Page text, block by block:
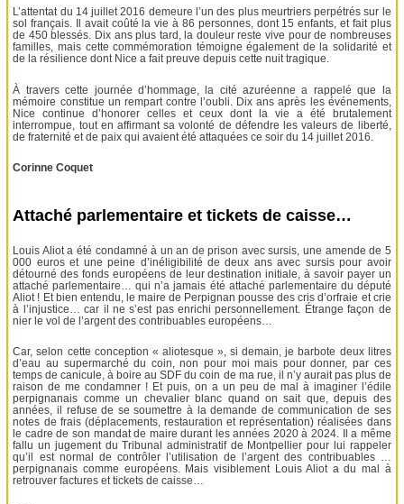
L’attentat du 14 juillet 2016 demeure l’un des plus meurtriers perpétrés sur le
sol français. Il avait coûté la vie à 86 personnes, dont 15 enfants, et fait plus
de 450 blessés. Dix ans plus tard, la douleur reste vive pour de nombreuses
familles, mais cette commémoration témoigne également de la solidarité et
de la résilience dont Nice a fait preuve depuis cette nuit tragique.
À travers cette journée d’hommage, la cité azuréenne a rappelé que la
mémoire constitue un rempart contre l’oubli. Dix ans après les événements,
Nice continue d’honorer celles et ceux dont la vie a été brutalement
interrompue, tout en affirmant sa volonté de défendre les valeurs de liberté,
de fraternité et de paix qui avaient été attaquées ce soir du 14 juillet 2016.
Corinne Coquet
Attaché parlementaire et tickets de caisse…
Louis Aliot a été condamné à un an de prison avec sursis, une amende de 5
000 euros et une peine d’inéligibilité de deux ans avec sursis pour avoir
détourné des fonds européens de leur destination initiale, à savoir payer un
attaché parlementaire… qui n’a jamais été attaché parlementaire du député
Aliot ! Et bien entendu, le maire de Perpignan pousse des cris d’orfraie et crie
à l’injustice… car il ne s’est pas enrichi personnellement. Étrange façon de
nier le vol de l’argent des contribuables européens…
Car, selon cette conception « aliotesque », si demain, je barbote deux litres
d’eau au supermarché du coin, non pour moi mais pour donner, par ces
temps de canicule, à boire au SDF du coin de ma rue, il n’y aurait pas plus de
raison de me condamner ! Et puis, on a un peu de mal à imaginer l’édile
perpignanais comme un chevalier blanc quand on sait que, depuis des
années, il refuse de se soumettre à la demande de communication de ses
notes de frais (déplacements, restauration et représentation) réalisées dans
le cadre de son mandat de maire durant les années 2020 à 2024. Il a même
fallu un jugement du Tribunal administratif de Montpellier pour lui rappeler
qu’il est normal de contrôler l’utilisation de l’argent des contribuables …
perpignanais comme européens. Mais visiblement Louis Aliot a du mal à
retrouver factures et tickets de caisse…